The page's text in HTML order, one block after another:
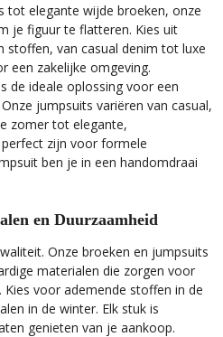
tot elegante wijde broeken, onze
je figuur te flatteren. Kies uit
stoffen, van casual denim tot luxe
een zakelijke omgeving.
de ideale oplossing voor een
jumpsuits variëren van casual,
zomer tot elegante,
zijn voor formele
ben je in een handomdraai
en Duurzaamheid
Onze broeken en jumpsuits
materialen die zorgen voor
voor ademende stoffen in de
in de winter. Elk stuk is
genieten van je aankoop.